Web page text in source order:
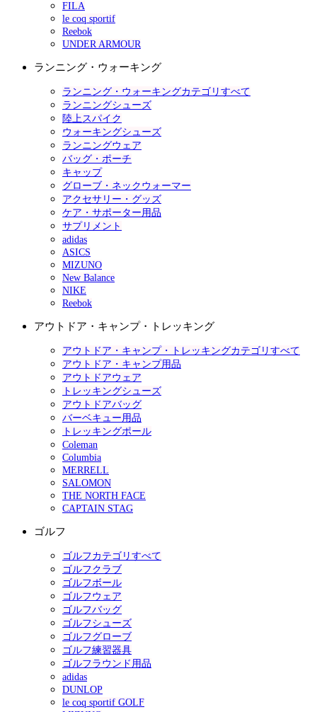
FILA
le coq sportif
Reebok
UNDER ARMOUR
ランニング・ウォーキング
ランニング・ウォーキングカテゴリすべて
ランニングシューズ
陸上スパイク
ウォーキングシューズ
ランニングウェア
バッグ・ポーチ
キャップ
グローブ・ネックウォーマー
アクセサリー・グッズ
ケア・サポーター用品
サプリメント
adidas
ASICS
MIZUNO
New Balance
NIKE
Reebok
アウトドア・キャンプ・トレッキング
アウトドア・キャンプ・トレッキングカテゴリすべて
アウトドア・キャンプ用品
アウトドアウェア
トレッキングシューズ
アウトドアバッグ
バーベキュー用品
トレッキングポール
Coleman
Columbia
MERRELL
SALOMON
THE NORTH FACE
CAPTAIN STAG
ゴルフ
ゴルフカテゴリすべて
ゴルフクラブ
ゴルフボール
ゴルフウェア
ゴルフバッグ
ゴルフシューズ
ゴルフグローブ
ゴルフ練習器具
ゴルフラウンド用品
adidas
DUNLOP
le coq sportif GOLF